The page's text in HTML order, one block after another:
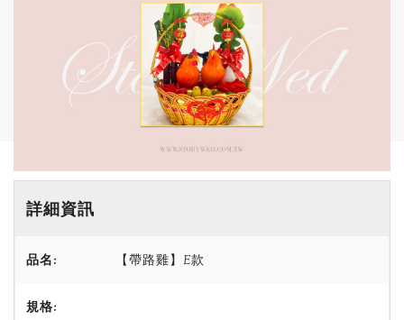
詳細資訊
品名: 【帶路雞】E款
規格: